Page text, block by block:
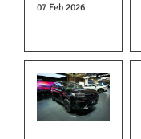
07 Feb 2026